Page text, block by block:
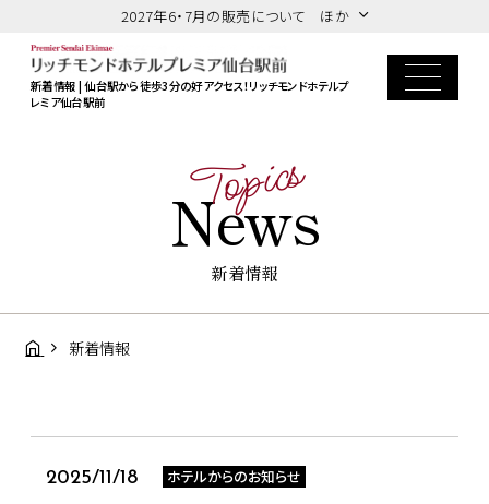
2027年6・7月の販売について ほか
新着情報 | 仙台駅から徒歩3分の好アクセス！リッチモンドホテルプ
レミア仙台駅前
News
Topics
新着情報
新着情報
2025/11/18 ホテルからのお知らせ